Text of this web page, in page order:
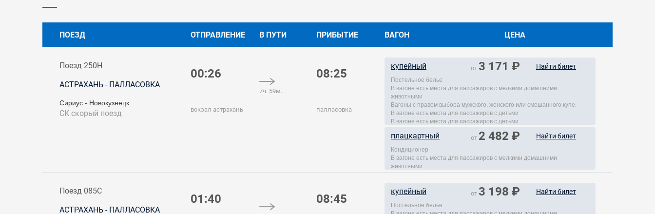
ПОЕЗД ОТПРАВЛЕНИЕ В ПУТИ ПРИБЫТИЕ ВАГОН ЦЕНА
Поезд 250Н
АСТРАХАНЬ - ПАЛЛАСОВКА
Сириус - Новокузнецк
СКскорый поезд
00:26
вокзал астрахань
7ч. 59м.
08:25
палласовка
купейный от3 171 ₽ Найти билет
Постельное белье
В вагоне есть места для пассажиров с мелкими домашними
животными
Вагоны с правом выбора мужского, женского или смешанного купе.
В вагоне есть места для пассажиров с детьми
В вагоне есть места для пассажиров с детьми
плацкартный от 2 482 ₽ Найти билет
Кондиционер
В вагоне есть места для пассажиров с мелкими домашними
животными
Поезд 085С
АСТРАХАНЬ - ПАЛЛАСОВКА
01:40 08:45
купейный от3 198 ₽ Найти билет
Постельное белье